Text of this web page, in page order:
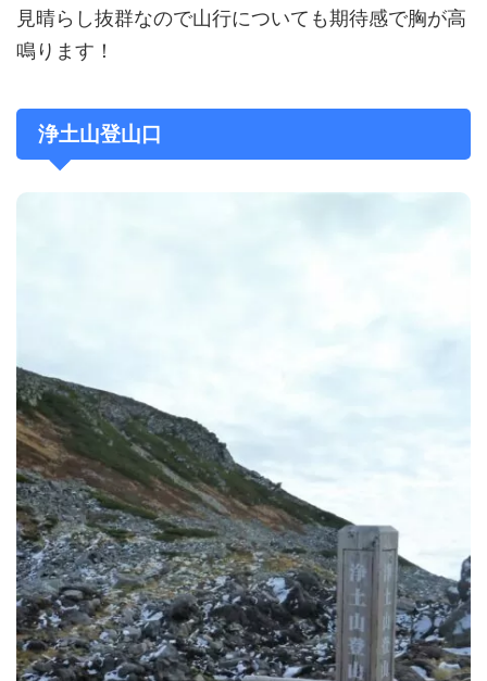
見晴らし抜群なので山行についても期待感で胸が高
鳴ります！
浄土山登山口